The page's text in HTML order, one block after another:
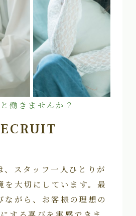
働きませんか？
、スタッフ一人ひとりが
を大切にしています。最
ながら、お客様の理想の